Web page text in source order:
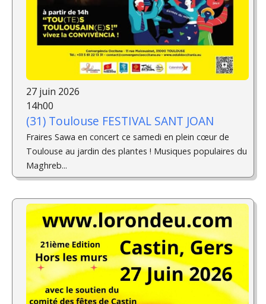
27 juin 2026
14h00
(31) Toulouse FESTIVAL SANT JOAN
Fraires Sawa en concert ce samedi en plein cœur de
Toulouse au jardin des plantes ! Musiques populaires du
Maghreb...